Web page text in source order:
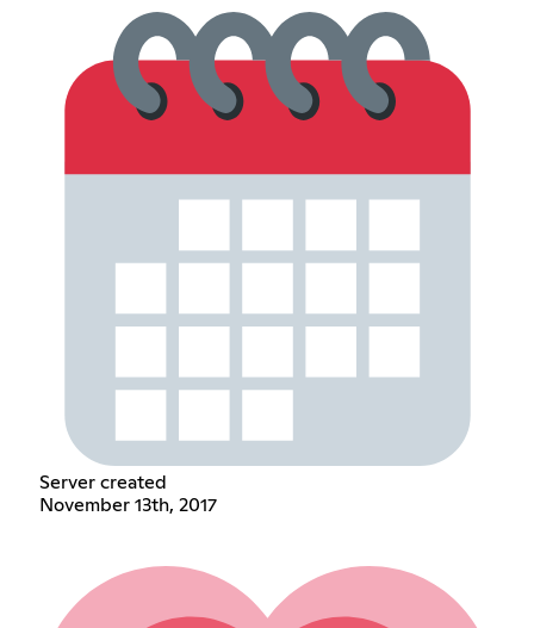
Server created
November 13th, 2017